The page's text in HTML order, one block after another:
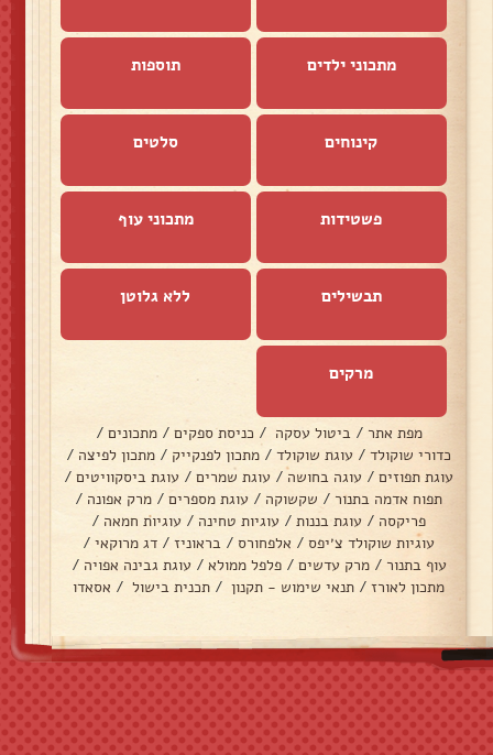
מתכוני ילדים תוספות
קינוחים סלטים
פשטידות מתכוני עוף
תבשילים ללא גלוטן
מרקים
מפת אתר / ביטול עסקה / כניסת ספקים / מתכונים /
כדורי שוקולד / עוגת שוקולד / מתכון לפנקייק / מתכון לפיצה /
עוגת תפוזים / עוגה בחושה / עוגת שמרים / עוגת ביסקוויטים /
תפוח אדמה בתנור / שקשוקה / עוגת מספרים / מרק אפונה /
פריקסה / עוגת בננות / עוגיות טחינה / עוגיות חמאה /
עוגיות שוקולד צ׳יפס / אלפחורס / בראוניז / דג מרוקאי /
עוף בתנור / מרק עדשים / פלפל ממולא / עוגת גבינה אפויה /
מתכון לאורז / תנאי שימוש - תקנון / תכנית בישול / אסאדו